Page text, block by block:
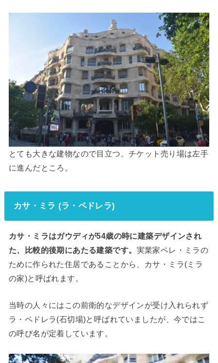
とても大きな建物なので目立つ。チケット売り場は左手
に進んだところ。
カサ・ミラ (ラ・ペドレラ)
カサ・ミラはガウディが54歳の時に建築デザインされ
た、比較的後期にあたる建築です。 実業家ペレ・ミラの
ために作られた住居であることから、カサ・ミラ(ミラ
の家)と呼ばれます。
当時の人々にはこの前衛的なデザインが受け入れられず
ラ・ペドレラ(石切場)と呼ばれていましたが、今ではこ
の呼び名が定着しています。